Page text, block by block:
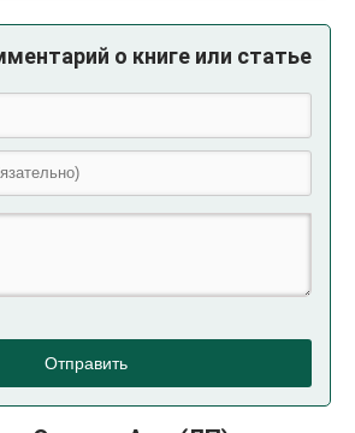
о книге или статье
Отправить